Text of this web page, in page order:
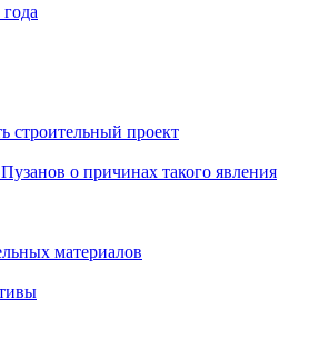
строительный проект
о причинах такого явления
материалов